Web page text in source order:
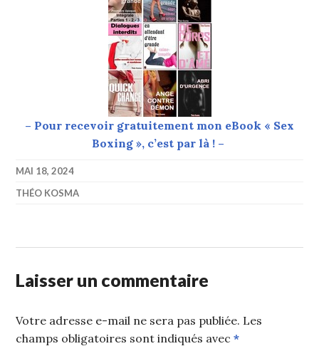
– Pour recevoir gratuitement mon eBook « Sex
Boxing », c’est par là ! –
MAI 18, 2024
THÉO KOSMA
Laisser un commentaire
Votre adresse e-mail ne sera pas publiée. Les
champs obligatoires sont indiqués avec*